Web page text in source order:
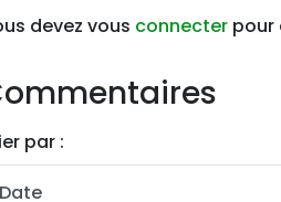
devez vous connecter pour
par :